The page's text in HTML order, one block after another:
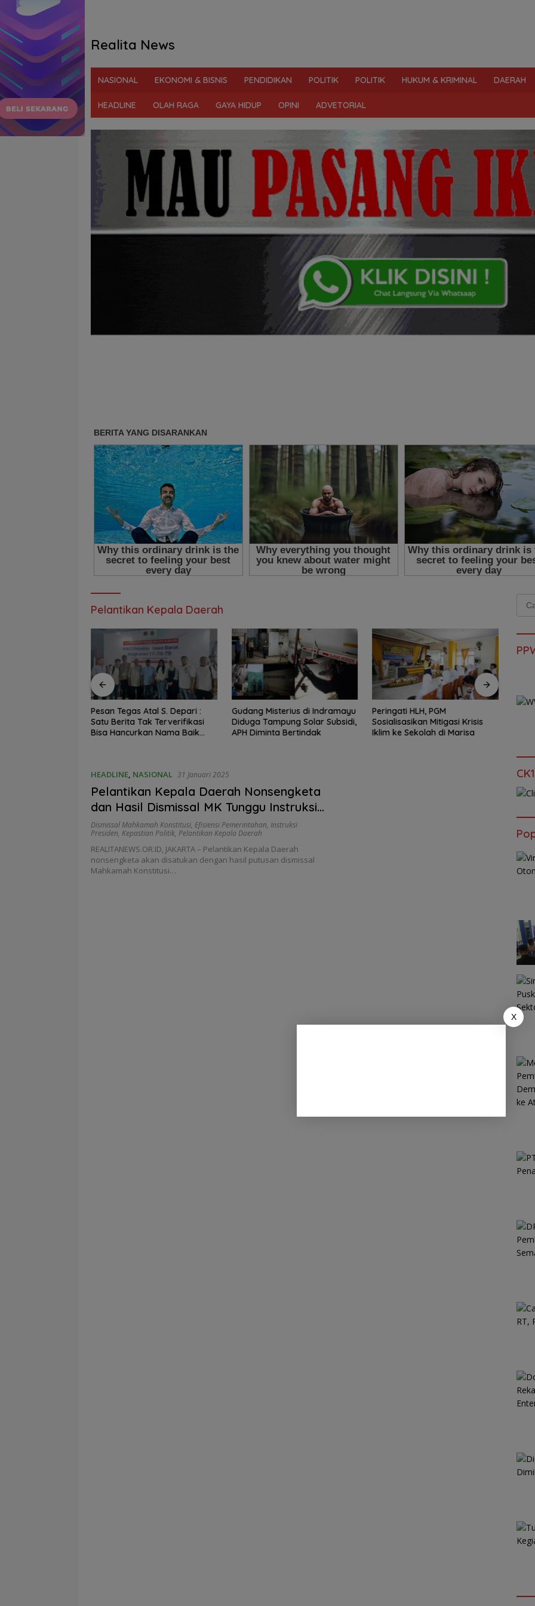
Realita News
Ungkap
NASIONAL EKONOMI & BISNIS PENDIDIKAN POLITIK POLITIK HUKUM & KRIMINAL DAERAH
HEADLINE OLAH RAGA GAYA HIDUP OPINI ADVETORIAL
Pelantikan Kepala Daerah
Gudang Misterius di Indramayu
Diduga Tampung Solar Subsidi,
APH Diminta Bertindak
Peringati HLH, PGM
Sosialisasikan Mitigasi Krisis
Iklim ke Sekolah di Marisa
Pani Gold Mine Latih SDM
Pohuwato Agar Siap Bersaing
di Dunia Kerja
HEADLINE, NASIONAL 31 Januari 2025
Pelantikan Kepala Daerah Nonsengketa
dan Hasil Dismissal MK Tunggu Instruksi
Presiden Prabowo
Dismissal Mahkamah Konstitusi, Efisiensi Pemerintahan, Instruksi
Presiden, Kepastian Politik, Pelantikan Kepala Daerah
REALITANEWS.OR.ID, JAKARTA – Pelantikan Kepala Daerah
nonsengketa akan disatukan dengan hasil putusan dismissal
Mahkamah Konstitusi…
Cari
CK1
X